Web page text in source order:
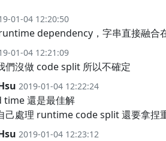
01-04 12:20:50
dependency，字串直接融合
01-04 12:21:09
們沒做 code split 所以不確定
2019-01-04 12:22:24
time 還是最佳解
己處理 runtime code split 還要拿捏
2019-01-04 12:23:12